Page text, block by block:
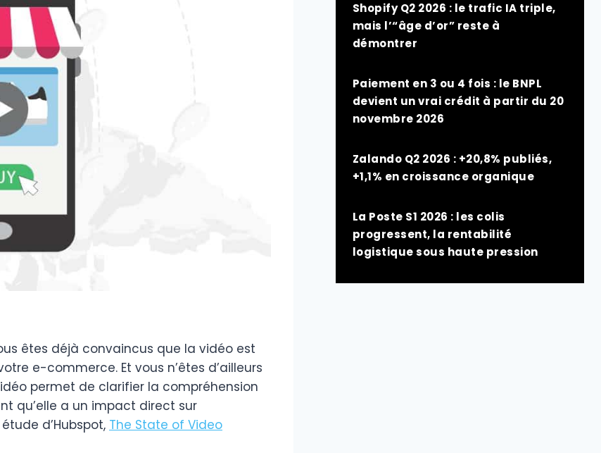
êtes déjà convaincus que la vidéo est
e-commerce. Et vous n’êtes d’ailleurs
permet de clarifier la compréhension
qu’elle a un impact direct sur
d’Hubspot, The State of Video
Shopify Q2 2026 : le trafic IA triple,
mais l’“âge d’or” reste à
démontrer
Paiement en 3 ou 4 fois : le BNPL
devient un vrai crédit à partir du 20
novembre 2026
Zalando Q2 2026 : +20,8% publiés,
+1,1% en croissance organique
La Poste S1 2026 : les colis
progressent, la rentabilité
logistique sous haute pression